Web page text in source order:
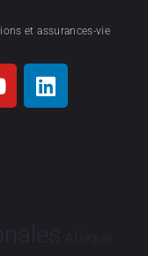
et assurances-vie
Afrique